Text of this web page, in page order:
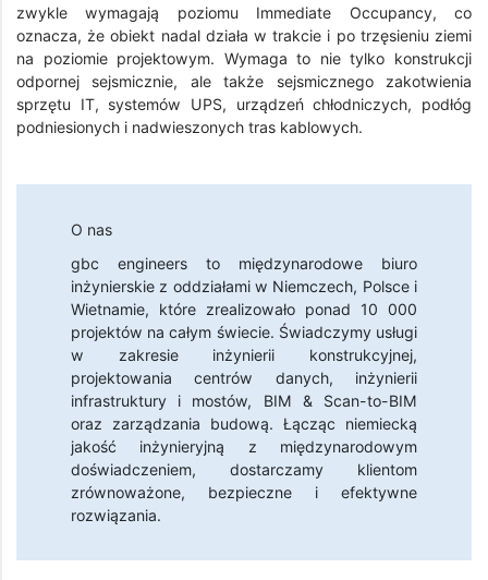
zwykle wymagają poziomu Immediate Occupancy, co
oznacza, że obiekt nadal działa w trakcie i po trzęsieniu ziemi
na poziomie projektowym. Wymaga to nie tylko konstrukcji
odpornej sejsmicznie, ale także sejsmicznego zakotwienia
sprzętu IT, systemów UPS, urządzeń chłodniczych, podłóg
podniesionych i nadwieszonych tras kablowych.
O nas
gbc engineers to międzynarodowe biuro
inżynierskie z oddziałami w Niemczech, Polsce i
Wietnamie, które zrealizowało ponad 10 000
projektów na całym świecie. Świadczymy usługi
w zakresie inżynierii konstrukcyjnej,
projektowania centrów danych, inżynierii
infrastruktury i mostów, BIM & Scan-to-BIM
oraz zarządzania budową. Łącząc niemiecką
jakość inżynieryjną z międzynarodowym
doświadczeniem, dostarczamy klientom
zrównoważone, bezpieczne i efektywne
rozwiązania.